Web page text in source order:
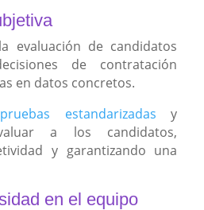
evaluación de candidatos
de contratación
en datos concretos.
pruebas estandarizadas y
a los candidatos,
y garantizando una
en el equipo